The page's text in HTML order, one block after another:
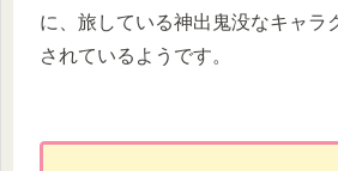
に、旅している神出鬼没なキャラ
されているようです。